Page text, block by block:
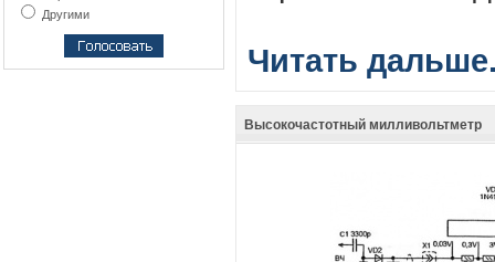
Другими
Читать
Высокочастотный милливольтметр